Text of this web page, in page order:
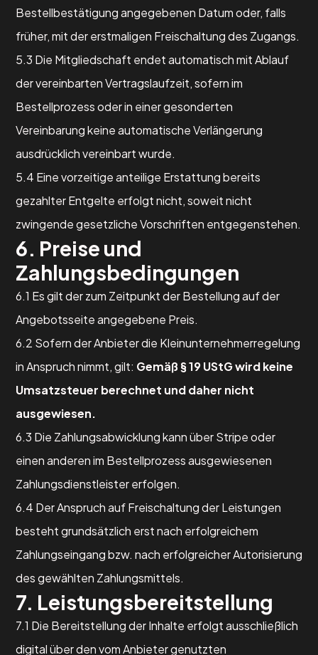
Bestellbestätigung angegebenen Datum oder, falls
früher, mit der erstmaligen Freischaltung des Zugangs.
5.3 Die Mitgliedschaft endet automatisch mit Ablauf
der vereinbarten Vertragslaufzeit, sofern im
Bestellprozess oder in einer gesonderten
Vereinbarung keine automatische Verlängerung
ausdrücklich vereinbart wurde.
5.4 Eine vorzeitige anteilige Erstattung bereits
gezahlter Entgelte erfolgt nicht, soweit nicht
zwingende gesetzliche Vorschriften entgegenstehen.
6. Preise und
Zahlungsbedingungen
6.1 Es gilt der zum Zeitpunkt der Bestellung auf der
Angebotsseite angegebene Preis.
6.2 Sofern der Anbieter die Kleinunternehmerregelung
in Anspruch nimmt, gilt: Gemäß § 19 UStG wird keine
Umsatzsteuer berechnet und daher nicht
ausgewiesen.
6.3 Die Zahlungsabwicklung kann über Stripe oder
einen anderen im Bestellprozess ausgewiesenen
Zahlungsdienstleister erfolgen.
6.4 Der Anspruch auf Freischaltung der Leistungen
besteht grundsätzlich erst nach erfolgreichem
Zahlungseingang bzw. nach erfolgreicher Autorisierung
des gewählten Zahlungsmittels.
7. Leistungsbereitstellung
7.1 Die Bereitstellung der Inhalte erfolgt ausschließlich
digital über den vom Anbieter genutzten